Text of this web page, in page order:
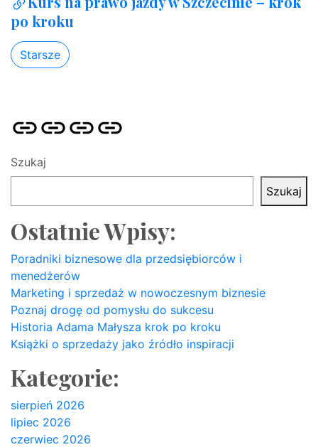
po kroku
Starsze
Strona
główna
Pozycjonowanie
Stron
SKLEP
SEO
BLOG
Szukaj
Szukaj
Ostatnie Wpisy:
Poradniki biznesowe dla przedsiębiorców i
menedżerów
Marketing i sprzedaż w nowoczesnym biznesie
Poznaj drogę od pomysłu do sukcesu
Historia Adama Małysza krok po kroku
Książki o sprzedaży jako źródło inspiracji
Kategorie:
sierpień 2026
lipiec 2026
czerwiec 2026